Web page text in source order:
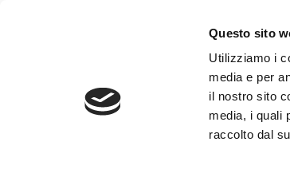
Questo sito
Utilizziamo i
media e per
il nostro sito
media, i quali
raccolto dal
Via Piemonte 39/A